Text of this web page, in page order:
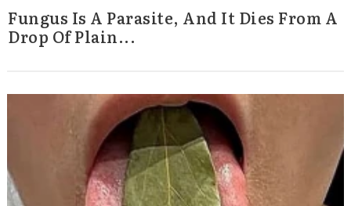
Fungus Is A Parasite, And It Dies From A
Drop Of Plain...